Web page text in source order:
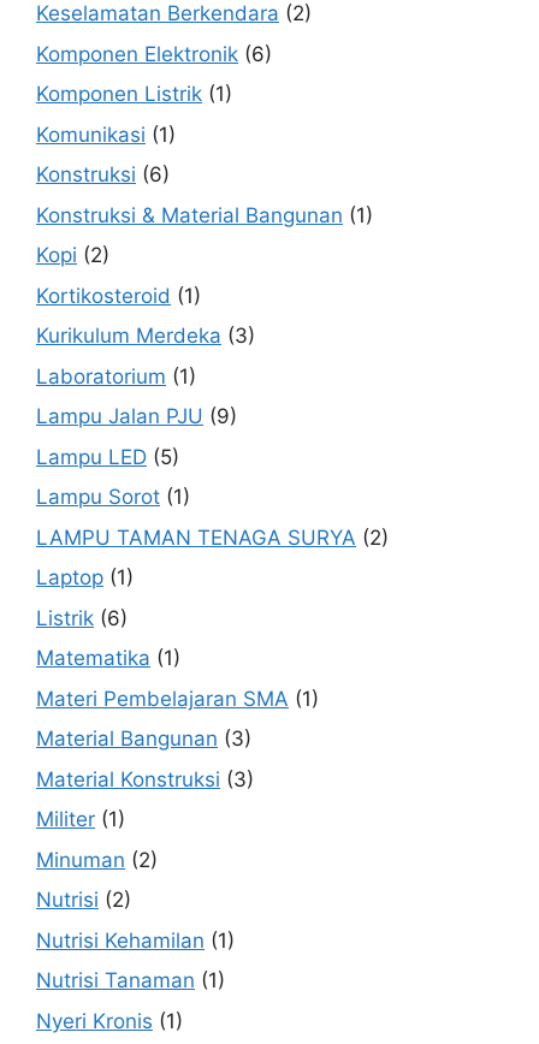
Keselamatan Berkendara (2)
Komponen Elektronik (6)
Komponen Listrik (1)
Komunikasi (1)
Konstruksi (6)
Konstruksi & Material Bangunan (1)
Kopi (2)
Kortikosteroid (1)
Kurikulum Merdeka (3)
Laboratorium (1)
Lampu Jalan PJU (9)
Lampu LED (5)
Lampu Sorot (1)
LAMPU TAMAN TENAGA SURYA (2)
Laptop (1)
Listrik (6)
Matematika (1)
Materi Pembelajaran SMA (1)
Material Bangunan (3)
Material Konstruksi (3)
Militer (1)
Minuman (2)
Nutrisi (2)
Nutrisi Kehamilan (1)
Nutrisi Tanaman (1)
Nyeri Kronis (1)